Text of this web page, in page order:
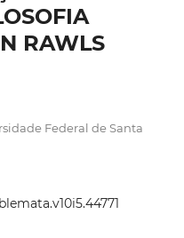
RAWLS
Federal de Santa